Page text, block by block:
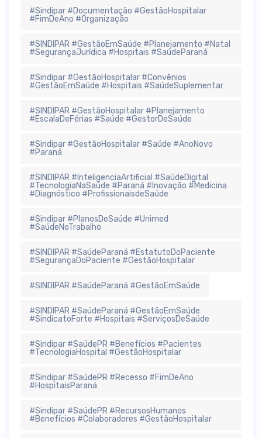
#Sindipar #Documentação #GestãoHospitalar
#FimDeAno #Organização
#SINDIPAR #GestãoEmSaúde #Planejamento #Natal
#SegurançaJurídica #Hospitais #SaúdeParaná
#Sindipar #GestãoHospitalar #Convênios
#GestãoEmSaúde #Hospitais #SaúdeSuplementar
#SINDIPAR #GestãoHospitalar #Planejamento
#EscalaDeFérias #Saúde #GestorDeSaúde
#Sindipar #GestãoHospitalar #Saúde #AnoNovo
#Paraná
#SINDIPAR #InteligenciaArtificial #SaúdeDigital
#TecnologiaNaSaúde #Paraná #Inovação #Medicina
#Diagnóstico #ProfissionaisdeSaúde
#Sindipar #PlanosDeSaúde #Unimed
#SaúdeNoTrabalho
#SINDIPAR #SaúdeParaná #EstatutoDoPaciente
#SegurançaDoPaciente #GestãoHospitalar
#SINDIPAR #SaúdeParaná #GestãoEmSaúde
#SINDIPAR #SaúdeParaná #GestãoEmSaúde
#SindicatoForte #Hospitais #ServiçosDeSaúde
#Sindipar #SaúdePR #Benefícios #Pacientes
#TecnologiaHospital #GestãoHospitalar
#Sindipar #SaúdePR #Recesso #FimDeAno
#HospitaisParaná
#Sindipar #SaúdePR #RecursosHumanos
#Benefícios #Colaboradores #GestãoHospitalar